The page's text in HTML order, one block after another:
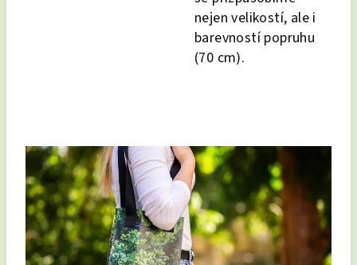
nejen velikostí, ale i
barevností popruhu
(70 cm).